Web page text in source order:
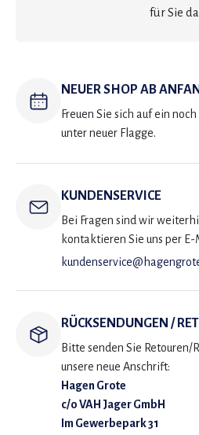
für Sie
NEUER SHOP AB
Freuen Sie sich auf ein
unter neuer Flagge.
KUNDENSERVICE
Bei Fragen sind wir
kontaktieren Sie uns per E-
RÜCKSENDUNGEN /
Bitte senden Sie Retouren/
unsere neue Anschrift:
Hagen Grote
c/o VAH Jager GmbH
Im Gewerbepark 31